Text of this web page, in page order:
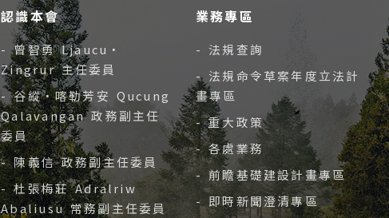
認識本會
- 曾智勇 Ljaucu‧
Zingrur 主任委員
- 谷縱‧喀勒芳安 Qucung
Qalavangan 政務副主任
委員
- 陳義信 政務副主任委員
- 杜張梅莊 Adralriw
Abaliusu 常務副主任委員
業務專區
- 法規查詢
- 法規命令草案年度立法計
畫專區
- 重大政策
- 各處業務
- 前瞻基礎建設計畫專區
- 即時新聞澄清專區